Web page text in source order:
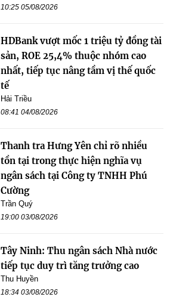
10:25 05/08/2026
HDBank vượt mốc 1 triệu tỷ đồng tài
sản, ROE 25,4% thuộc nhóm cao
nhất, tiếp tục nâng tầm vị thế quốc
tế
Hải Triều
08:41 04/08/2026
Thanh tra Hưng Yên chỉ rõ nhiều
tồn tại trong thực hiện nghĩa vụ
ngân sách tại Công ty TNHH Phú
Cường
Trần Quý
19:00 03/08/2026
Tây Ninh: Thu ngân sách Nhà nước
tiếp tục duy trì tăng trưởng cao
Thu Huyền
18:34 03/08/2026